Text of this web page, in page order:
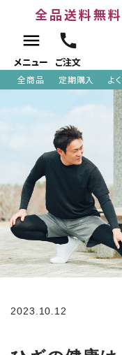
全品送料無料
menu
メニュー
call
ご注文
全商品 定期購入 よ
ACCOUNT
ログイン
全商品
商品から探す
2023.10.12